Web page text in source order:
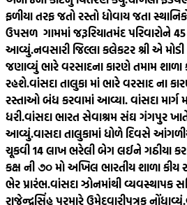
ફળીયા તરફ જતો રસ્તો ધોવાય જતા
ઉપસળ ગામમાં જરૂરિયાતમંદ પરિવારોને
આવ્યું.નવસારી જિલ્લા કલેકટર શ્રી એ મોડી
જણાવ્યું ભારે વરસાદના કારણે તમામ
રહશે.વાંસદા તાલુકા માં ભારે વરસાદ ના
રસ્તાઓ બંધ કરવામાં આવ્યા. વાંસદા માર્ગ
ધરી.વાંસદા ભારત સેવાશ્રમ સંઘ ગંગપુર ખાતે
આવ્યું.વાસદા તાલુકામાં ધોળે દિવસે
ચૂકવી 14 લાખ ભરેલી બેગ લઈને ગઠીયા
કક્ષ ની ૭૦ મો અખિલ ભારતીય શાળા કીય
ભેર પ્રારંભ.વાંસદા ઝોનમાંથી વ્યવસ્થાપક
રાજેન્દ્રસિંહ પરમારે ઉમેદવારીપત્રક નોંધાવ્યું.